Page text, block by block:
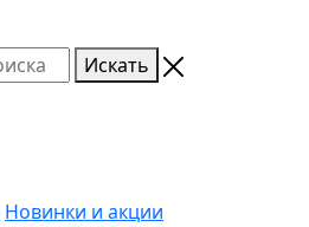
Искать
Новинки и акции